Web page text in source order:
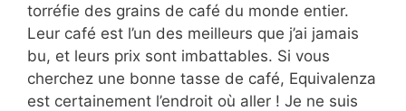
torréfie des grains de café du monde entier.
Leur café est l’un des meilleurs que j’ai jamais
bu, et leurs prix sont imbattables. Si vous
cherchez une bonne tasse de café, Equivalenza
est certainement l’endroit où aller ! Je ne suis